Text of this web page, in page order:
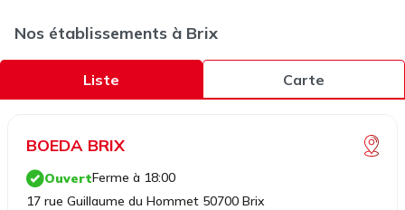
Nos établissements à Brix
Liste Carte
BOEDA BRIX
OuvertFerme à 18:00
17 rue Guillaume du Hommet 50700 Brix